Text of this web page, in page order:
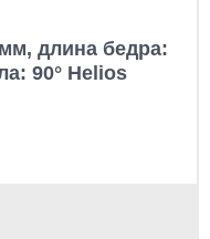
длина бедра:
90° Helios